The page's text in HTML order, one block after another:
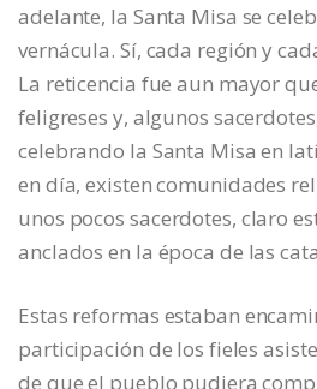
adelante, la Santa Misa se
vernácula. Sí, cada región y
La reticencia fue aun mayor
feligreses y, algunos
celebrando la Santa Misa en
en día, existen comunidades
unos pocos sacerdotes, claro
anclados en la época de las
Estas reformas estaban
participación de los fieles
de que el pueblo pudiera